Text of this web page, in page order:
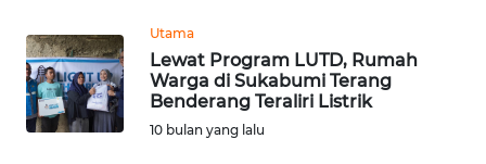
Utama
Lewat Program LUTD, Rumah
Warga di Sukabumi Terang
Benderang Teraliri Listrik
10 bulan yang lalu
WN
PADANG
LAWAS